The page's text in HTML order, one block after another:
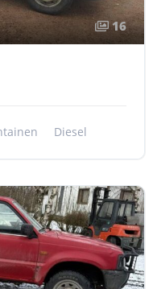
16
Diesel